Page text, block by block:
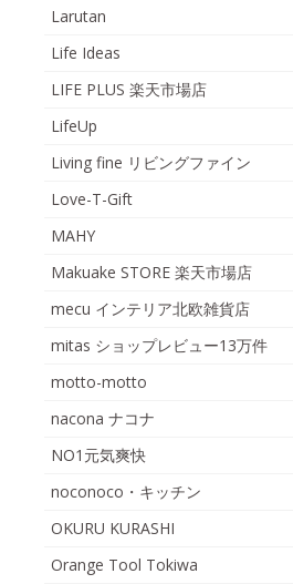
Larutan
Life Ideas
LIFE PLUS 楽天市場店
LifeUp
Living fine リビングファイン
Love-T-Gift
MAHY
Makuake STORE 楽天市場店
mecu インテリア北欧雑貨店
mitas ショップレビュー13万件
motto-motto
nacona ナコナ
NO1元気爽快
noconoco・キッチン
OKURU KURASHI
Orange Tool Tokiwa